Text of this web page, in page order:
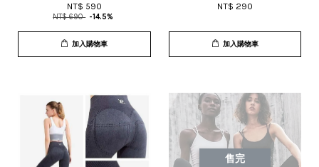
NT$ 590
NT$ 690 -14.5%
加入購物車
NT$ 290
加入購物車
售完